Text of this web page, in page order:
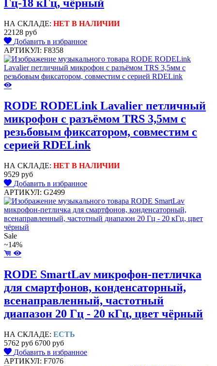
Гц-18 кГц, чёрный
НА СКЛАДЕ: НЕТ В НАЛИЧИИ
22128 руб
Добавить в избранное
АРТИКУЛ: F8358
RODE RODELink Lavalier петличный
микрофон c разъёмом TRS 3,5мм с
резьбовым фиксатором, совместим с
серией RDELink
НА СКЛАДЕ: НЕТ В НАЛИЧИИ
9529 руб
Добавить в избранное
АРТИКУЛ: G2499
Sale
~14%
RODE SmartLav микрофон-петличка
для смартфонов, конденсаторный,
всенаправленный, частотный
диапазон 20 Гц - 20 кГц, цвет чёрный
НА СКЛАДЕ: ЕСТЬ
5762 руб 6700 руб
Добавить в избранное
АРТИКУЛ: F7076